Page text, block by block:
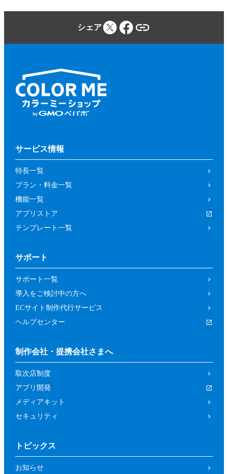
シェア
サービス情報
特長一覧
プラン・料金一覧
機能一覧
アプリストア
テンプレート一覧
サポート
サポート一覧
導入をご検討中の方へ
ECサイト制作代行サービス
ヘルプセンター
制作会社・提携会社さまへ
取次店制度
アプリ開発
メディアキット
セキュリティ
トピックス
お知らせ